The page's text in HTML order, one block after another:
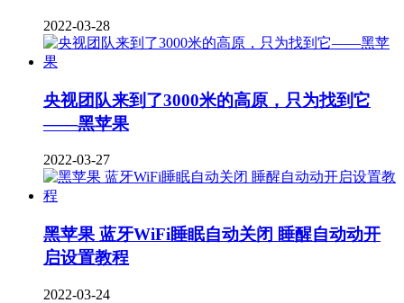
2022-03-28
央视团队来到了3000米的高原，只为找到它
——黑苹果
2022-03-27
黑苹果 蓝牙WiFi睡眠自动关闭 睡醒自动动开
启设置教程
2022-03-24